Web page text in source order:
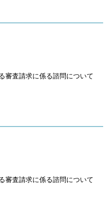
審査請求に係る諮問について
審査請求に係る諮問について